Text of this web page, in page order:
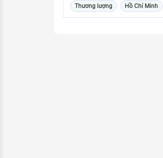
Thương lượng Hồ Chí Minh